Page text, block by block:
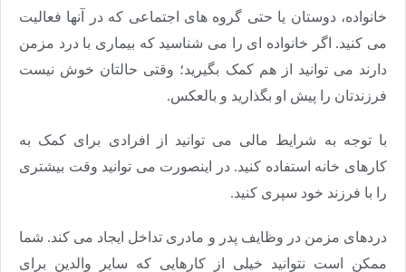
خانواده، دوستان یا حتی گروه های اجتماعی که در آنها فعالیت
می کنید. اگر خانواده ای را می شناسید که بیماری با درد مزمن
دارند می توانید از هم کمک بگیرید؛ وقتی حالتان خوش نیست
فرزندتان را پیش او بگذارید و بالعکس.
با توجه به شرایط مالی می توانید از افرادی برای کمک به
کارهای خانه استفاده کنید. در اینصورت می توانید وقت بیشتری
را با فرزند خود سپری کنید.
دردهای مزمن در وظایف پدر و مادری تداخل ایجاد می کند. شما
ممکن است نتوانید خیلی از کارهایی که سایر والدین برای